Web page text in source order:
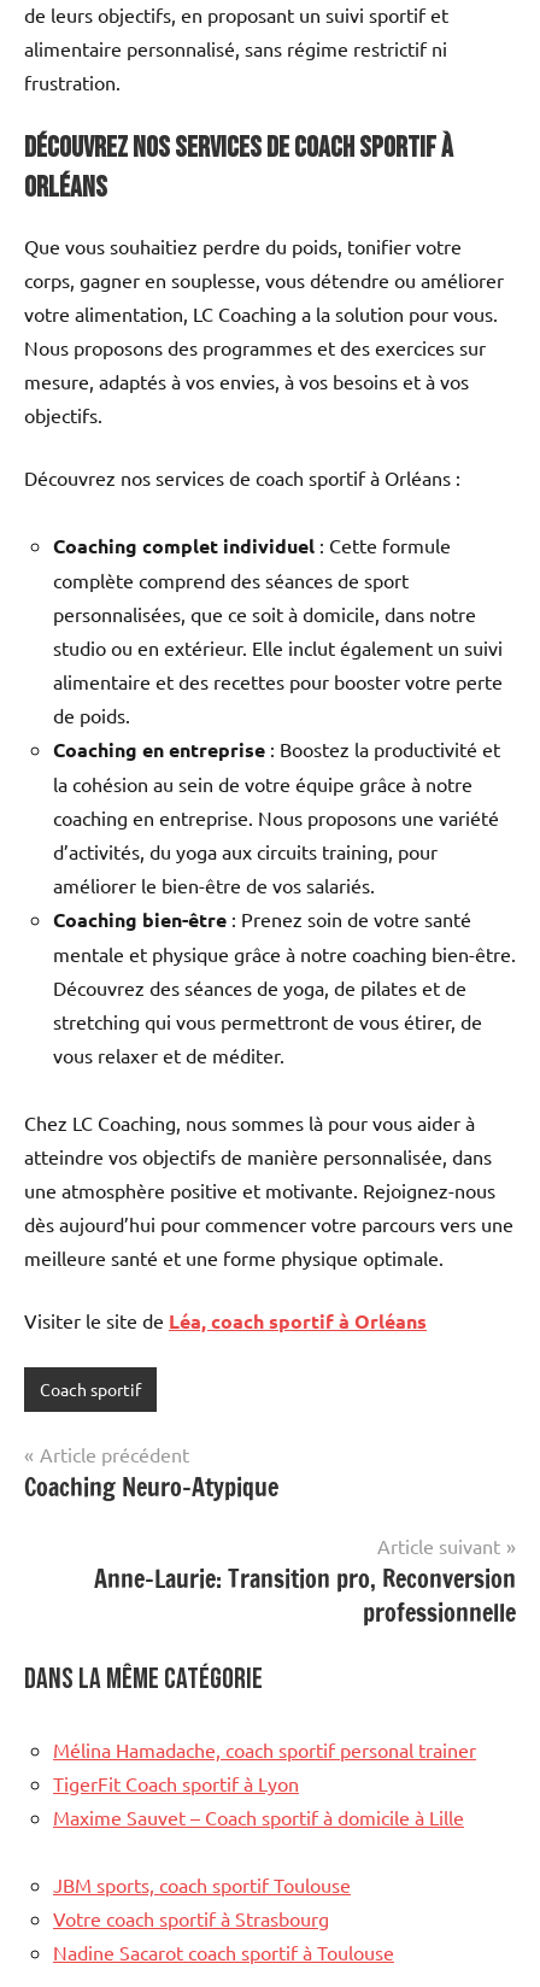
de leurs objectifs, en proposant un suivi sportif et
alimentaire personnalisé, sans régime restrictif ni
frustration.
Découvrez nos services de coach sportif à
Orléans
Que vous souhaitiez perdre du poids, tonifier votre
corps, gagner en souplesse, vous détendre ou améliorer
votre alimentation, LC Coaching a la solution pour vous.
Nous proposons des programmes et des exercices sur
mesure, adaptés à vos envies, à vos besoins et à vos
objectifs.
Découvrez nos services de coach sportif à Orléans :
Coaching complet individuel : Cette formule
complète comprend des séances de sport
personnalisées, que ce soit à domicile, dans notre
studio ou en extérieur. Elle inclut également un suivi
alimentaire et des recettes pour booster votre perte
de poids.
Coaching en entreprise : Boostez la productivité et
la cohésion au sein de votre équipe grâce à notre
coaching en entreprise. Nous proposons une variété
d’activités, du yoga aux circuits training, pour
améliorer le bien-être de vos salariés.
Coaching bien-être : Prenez soin de votre santé
mentale et physique grâce à notre coaching bien-être.
Découvrez des séances de yoga, de pilates et de
stretching qui vous permettront de vous étirer, de
vous relaxer et de méditer.
Chez LC Coaching, nous sommes là pour vous aider à
atteindre vos objectifs de manière personnalisée, dans
une atmosphère positive et motivante. Rejoignez-nous
dès aujourd’hui pour commencer votre parcours vers une
meilleure santé et une forme physique optimale.
Visiter le site de Léa, coach sportif à Orléans
Coach sportif
Navigation
de
Article précédent
Coaching Neuro-Atypique
Article suivant
Anne-Laurie: Transition pro, Reconversion
professionnelle
Dans la même catégorie
Mélina Hamadache, coach sportif personal trainer
TigerFit Coach sportif à Lyon
Maxime Sauvet – Coach sportif à domicile à Lille
JBM sports, coach sportif Toulouse
Votre coach sportif à Strasbourg
Nadine Sacarot coach sportif à Toulouse